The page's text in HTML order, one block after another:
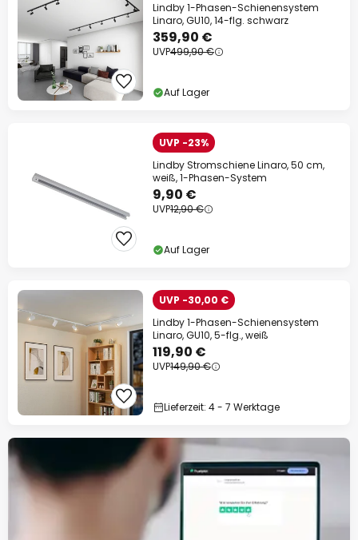
Lindby 1-Phasen-Schienensystem
Linaro, GU10, 14-flg. schwarz
359,90 €
UVP499,90 €
Auf Lager
UVP -23%
Lindby Stromschiene Linaro, 50 cm,
weiß, 1-Phasen-System
9,90 €
UVP12,90 €
Auf Lager
UVP -30,00 €
Lindby 1-Phasen-Schienensystem
Linaro, GU10, 5-flg., weiß
119,90 €
UVP149,90 €
Lieferzeit: 4 - 7 Werktage